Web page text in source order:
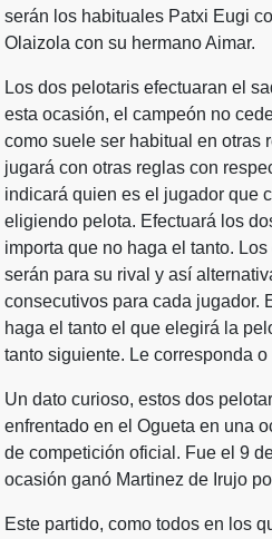
serán los habituales Patxi Eugi
Olaizola con su hermano Aimar.
Los dos pelotaris efectuaran el
esta ocasión, el campeón no
como suele ser habitual en otras
jugará con otras reglas con
indicará quien es el jugador que
eligiendo pelota. Efectuará los
importa que no haga el tanto.
serán para su rival y así
consecutivos para cada jugador.
haga el tanto el que elegirá la
tanto siguiente. Le corresponda o
Un dato curioso, estos dos
enfrentado en el Ogueta en una
de competición oficial. Fue el 9
ocasión ganó Martinez de Irujo
Este partido, como todos en los